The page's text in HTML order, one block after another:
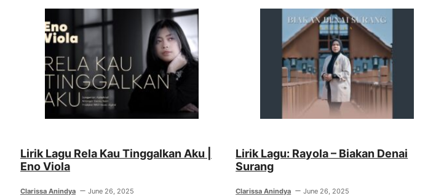
Lirik Lagu Rela Kau Tinggalkan Aku |
Eno Viola
Clarissa Anindya June 26, 2025
Lirik Lagu: Rayola – Biakan Denai
Surang
Clarissa Anindya June 26, 2025